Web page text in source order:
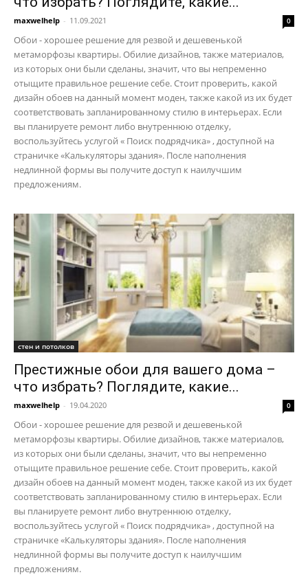
maxwelhelp - 11.09.2021 0
Обои - хорошее решение для резвой и дешевенькой
метаморфозы квартиры. Обилие дизайнов, также материалов,
из которых они были сделаны, значит, что вы непременно
отыщите правильное решение себе. Стоит проверить, какой
дизайн обоев на данный момент моден, также какой из их будет
соответствовать запланированному стилю в интерьерах. Если
вы планируете ремонт либо внутреннюю отделку,
воспользуйтесь услугой « Поиск подрядчика» , доступной на
страничке «Калькуляторы здания». После наполнения
недлинной формы вы получите доступ к наилучшим
предложениям.
стен и потолков
Престижные обои для вашего дома –
что избрать? Поглядите, какие...
maxwelhelp - 19.04.2020 0
Обои - хорошее решение для резвой и дешевенькой
метаморфозы квартиры. Обилие дизайнов, также материалов,
из которых они были сделаны, значит, что вы непременно
отыщите правильное решение себе. Стоит проверить, какой
дизайн обоев на данный момент моден, также какой из их будет
соответствовать запланированному стилю в интерьерах. Если
вы планируете ремонт либо внутреннюю отделку,
воспользуйтесь услугой « Поиск подрядчика» , доступной на
страничке «Калькуляторы здания». После наполнения
недлинной формы вы получите доступ к наилучшим
предложениям.